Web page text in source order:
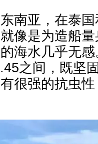
南亚，在泰
像是为造船
海水几乎无
之间，既坚
很强的抗虫